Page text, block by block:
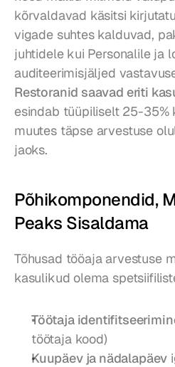
kõrvaldavad käsitsi
vigade suhtes kalduvad,
juhtidele kui Personalile ja
Restoranid saavad eriti
esindab tüüpiliselt 25-35%
muutes täpse arvestuse
jaoks.
Põhikomponendid,
Peaks Sisaldama
Tõhusad tööaja arvestuse
kasulikud olema
Töötaja
töötaja kood)
Kuupäev ja nädalapäev